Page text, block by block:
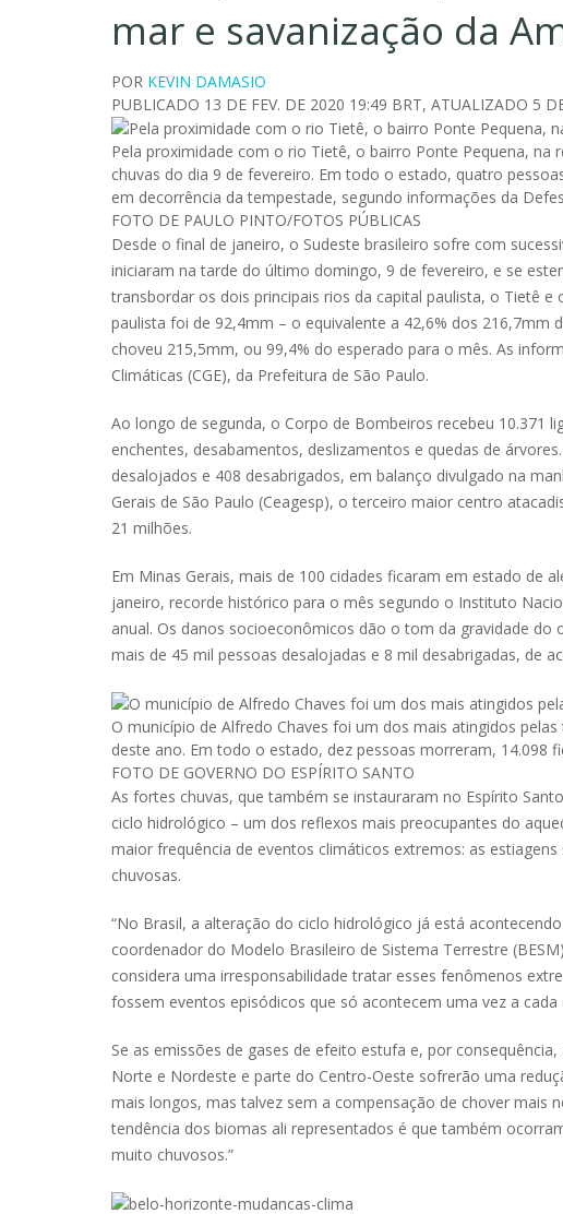
mar e savanização da
POR KEVIN DAMASIO
PUBLICADO 13 DE FEV. DE 2020 19:49 BRT, ATUALIZADO 5
Pela proximidade com o rio Tietê, o bairro Ponte Pequena,
chuvas do dia 9 de fevereiro. Em todo o estado, quatro
em decorrência da tempestade, segundo informações da
FOTO DE PAULO PINTO/FOTOS PÚBLICAS
Desde o final de janeiro, o Sudeste brasileiro sofre com
iniciaram na tarde do último domingo, 9 de fevereiro, e se
transbordar os dois principais rios da capital paulista, o Tietê
paulista foi de 92,4mm – o equivalente a 42,6% dos 216,7mm
choveu 215,5mm, ou 99,4% do esperado para o mês. As
Climáticas (CGE), da Prefeitura de São Paulo.
Ao longo de segunda, o Corpo de Bombeiros recebeu 10.371
enchentes, desabamentos, deslizamentos e quedas de
desalojados e 408 desabrigados, em balanço divulgado na
Gerais de São Paulo (Ceagesp), o terceiro maior centro
21 milhões.
Em Minas Gerais, mais de 100 cidades ficaram em estado de
janeiro, recorde histórico para o mês segundo o Instituto
anual. Os danos socioeconômicos dão o tom da gravidade
mais de 45 mil pessoas desalojadas e 8 mil desabrigadas, de
O município de Alfredo Chaves foi um dos mais atingidos
deste ano. Em todo o estado, dez pessoas morreram, 14.098
FOTO DE GOVERNO DO ESPÍRITO SANTO
As fortes chuvas, que também se instauraram no Espírito
ciclo hidrológico – um dos reflexos mais preocupantes do
maior frequência de eventos climáticos extremos: as
chuvosas.
“No Brasil, a alteração do ciclo hidrológico já está
coordenador do Modelo Brasileiro de Sistema Terrestre
considera uma irresponsabilidade tratar esses fenômenos
fossem eventos episódicos que só acontecem uma vez a cada
Se as emissões de gases de efeito estufa e, por
Norte e Nordeste e parte do Centro-Oeste sofrerão uma
mais longos, mas talvez sem a compensação de chover mais
tendência dos biomas ali representados é que também
muito chuvosos.”